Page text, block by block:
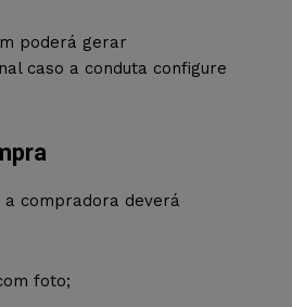
poderá gerar
caso a conduta configure
compradora deverá
foto;